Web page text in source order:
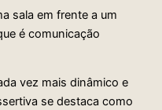
vez mais dinâmico e
se destaca como